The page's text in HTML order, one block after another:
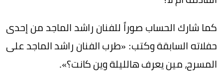
كما شارك الحساب صوراً للفنان راشد الماجد من إحدى
حفلاته السابقة وكتب: «طرب الفنان راشد الماجد على
المسرح، مين يعرف هالليلة وين كانت؟».